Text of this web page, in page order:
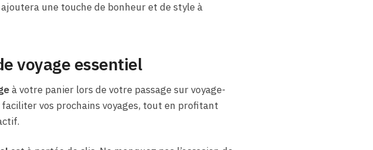
une touche de bonheur et de style à
voyage essentiel
à votre panier lors de votre passage sur voyage-
vos prochains voyages, tout en profitant